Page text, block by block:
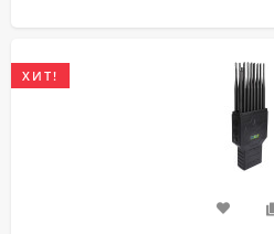
ХИТ!